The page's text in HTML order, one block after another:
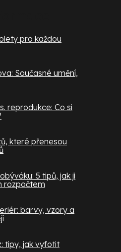
pro každou
Současné umění,
reprodukce: Co si
které přenesou
5 tipů, jak ji
rozpočtem
barvy, vzory a
tipy, jak vyfotit